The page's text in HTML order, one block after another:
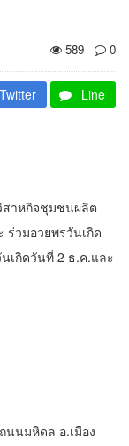
589
0
Twitter Line
สาหกิจชุมชนผลิต
วมอวยพรวันเกิด
นเกิดวันที่ 2 ธ.ค.และ
นนมหิดล อ.เมือง